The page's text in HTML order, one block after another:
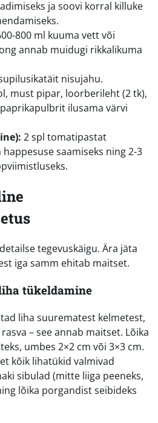
ja soovi korral killuke
800 ml kuuma vett või
annab muidugi rikkalikuma
nisujahu.
must pipar, loorberileht (2 tk),
ilusama värvi
2 spl tomatipastat
saamiseks ning 2-3
tegevuskäigu. Ära jäta
iga samm ehitab maitset.
tükeldamine
liha suurematest kelmetest,
– see annab maitset. Lõika
umbes 2×2 cm või 3×3 cm.
kõik lihatükid valmivad
sibulad (mitte liiga peeneks,
lõika porgandist seibideks